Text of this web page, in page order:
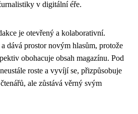
v digitální éře.
je otevřený a kolaborativní.
dává prostor novým hlasům, protože
obohacuje obsah magazínu. Pod
roste a vyvíjí se, přizpůsobuje
ale zůstává věrný svým